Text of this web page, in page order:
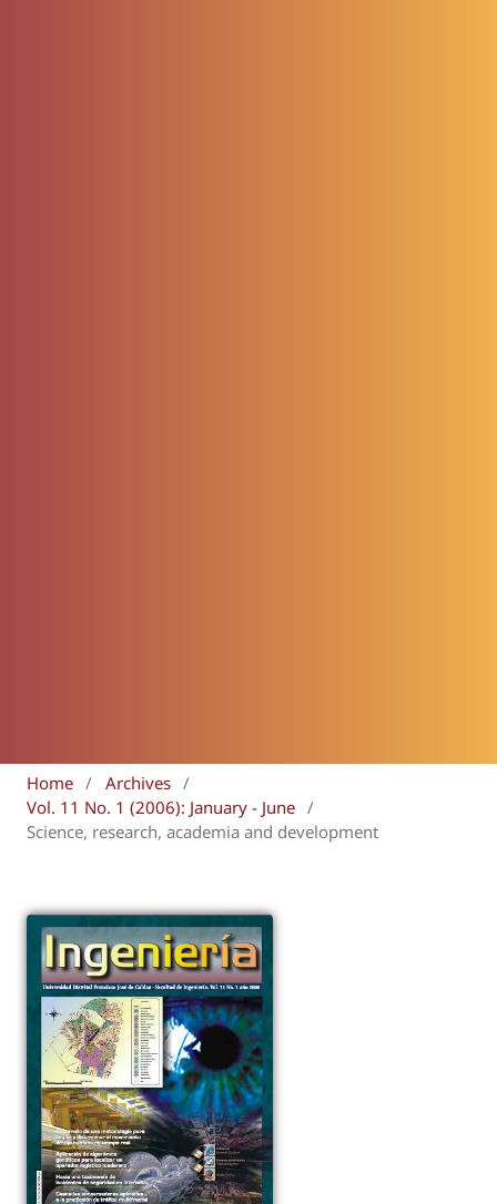
Home / Archives /
Vol. 11 No. 1 (2006): January - June /
Science, research, academia and development